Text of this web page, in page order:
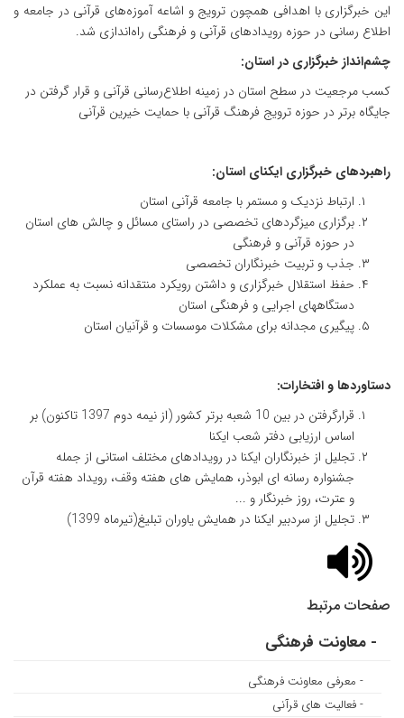
این خبرگزاری با اهدافی همچون ترویج و اشاعه آموزه‌های قرآنی در جامعه و
اطلاع رسانی در حوزه رویدادهای قرآنی و فرهنگی راه‌اندازی شد.
چشم‌انداز خبرگزاری در استان:
کسب مرجعیت در سطح استان در زمینه اطلاع‌رسانی قرآنی و قرار گرفتن در
جایگاه برتر در حوزه ترویج فرهنگ قرآنی با حمایت خیرین قرآنی
راهبردهای خبرگزاری ایکنای استان:
ارتباط نزدیک و مستمر با جامعه قرآنی استان
برگزاری میزگردهای تخصصی در راستای مسائل و چالش های استان
در حوزه قرآنی و فرهنگی
جذب و تربیت خبرنگاران تخصصی
حفظ استقلال خبرگزاری و داشتن رویکرد منتقدانه نسبت به عملکرد
دستگاههای اجرایی و فرهنگی استان
پیگیری مجدانه برای مشکلات موسسات و قرآنیان استان
دستاوردها و افتخارات:
قرارگرفتن در بین 10 شعبه برتر کشور (از نیمه دوم 1397 تاکنون) بر
اساس ارزیابی دفتر شعب ایکنا
تجلیل از خبرنگاران ایکنا در رویدادهای مختلف استانی از جمله
جشنواره رسانه ای ابوذر، همایش های هفته وقف، رویداد هفته قرآن
و عترت، روز خبرنگار و ...
تجلیل از سردبیر ایکنا در همایش یاوران تبلیغ(تیرماه 1399)
صفحات مرتبط
- معاونت فرهنگی
- معرفی معاونت فرهنگی
- فعالیت های قرآنی